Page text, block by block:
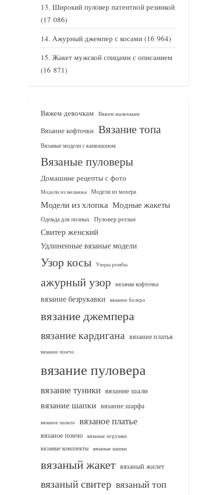
Широкий пуловер патентной резинкой
(17 086)
Ажурный джемпер с косами (16 964)
Жакет мужской спицами с описанием
(16 871)
Вяжем девочкам Вяжем мальчикам
Вязание кофточки Вязание топа
Вязаные модели с капюшоном
Вязаные пуловеры
Домашние рецепты с фото
Модели из меланжа Модели из мохера
Модели из хлопка Модные жакеты
Одежда для полных Пуловер реглан
Свитер женский
Удлиненные вязаные модели
Узор косы Узоры ромбы
ажурный узор вязаная кофточка
вязание безрукавки вязание болеро
вязание джемпера
вязание кардигана вязание платья
вязание пончо
вязание пуловера
вязание туники вязание шали
вязание шапки вязание шарфа
вязаное пальто вязаное платье
вязаное пончо вязаные игрушки
вязаные комплекты
вязаные шапки
вязаный жакет вязаный жилет
вязаный свитер вязаный топ